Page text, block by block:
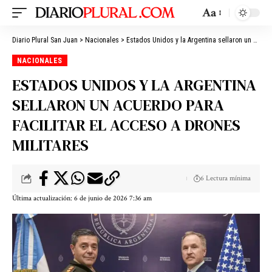
Aa
Diario Plural San Juan > Nacionales > Estados Unidos y la Argentina sellaron un acuerdo para facilitar el acceso a drones militares
NACIONALES
ESTADOS UNIDOS Y LA ARGENTINA
SELLARON UN ACUERDO PARA
FACILITAR EL ACCESO A DRONES
MILITARES
Última actualización: 6 de junio de 2026 7:36 am
6 Lectura mínima